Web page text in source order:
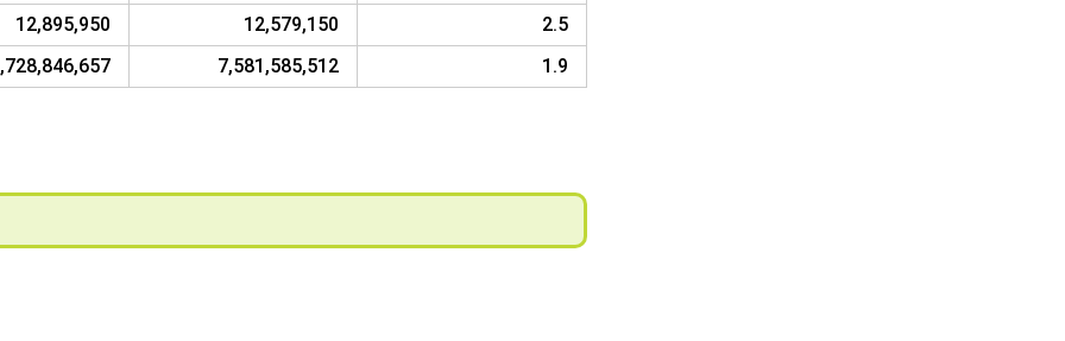
12,895,950
12,579,150
2.5
7,581,585,512 1.9